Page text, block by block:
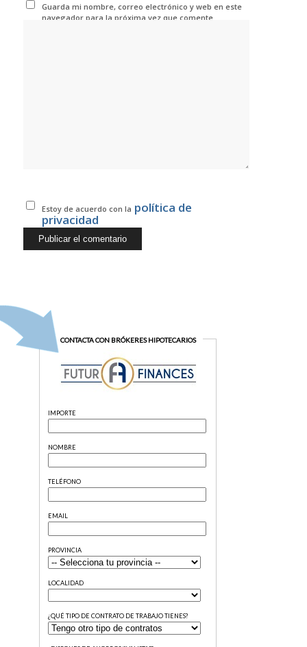
Guarda mi nombre, correo electrónico y web en este
navegador para la próxima vez que comente.
Estoy de acuerdo con la política de
privacidad